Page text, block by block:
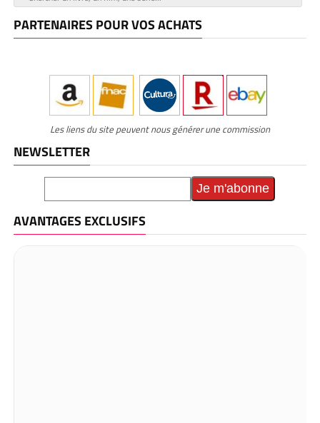
PARTENAIRES POUR VOS ACHATS
Les liens du site peuvent nous générer une commission
NEWSLETTER
AVANTAGES EXCLUSIFS